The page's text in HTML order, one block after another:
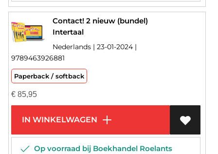
Contact! 2 nieuw (bundel)
Intertaal
Nederlands | 23-01-2024 |
9789463926881
Paperback / softback
€85,95
IN WINKELWAGEN
Op voorraad bij Boekhandel Roelants